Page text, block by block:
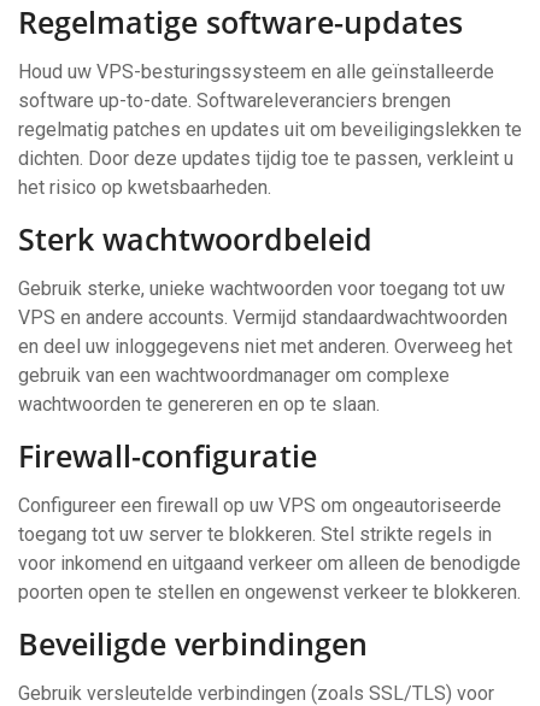
Regelmatige software-updates
Houd uw VPS-besturingssysteem en alle geïnstalleerde
software up-to-date. Softwareleveranciers brengen
regelmatig patches en updates uit om beveiligingslekken te
dichten. Door deze updates tijdig toe te passen, verkleint u
het risico op kwetsbaarheden.
Sterk wachtwoordbeleid
Gebruik sterke, unieke wachtwoorden voor toegang tot uw
VPS en andere accounts. Vermijd standaardwachtwoorden
en deel uw inloggegevens niet met anderen. Overweeg het
gebruik van een wachtwoordmanager om complexe
wachtwoorden te genereren en op te slaan.
Firewall-configuratie
Configureer een firewall op uw VPS om ongeautoriseerde
toegang tot uw server te blokkeren. Stel strikte regels in
voor inkomend en uitgaand verkeer om alleen de benodigde
poorten open te stellen en ongewenst verkeer te blokkeren.
Beveiligde verbindingen
Gebruik versleutelde verbindingen (zoals SSL/TLS) voor